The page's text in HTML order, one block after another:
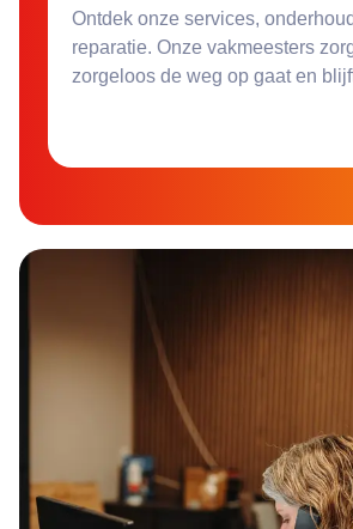
Ontdek onze services,
reparatie. Onze vakmeesters
zorgeloos de weg op gaat en